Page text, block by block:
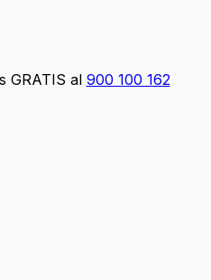
GRATIS al 900 100 162